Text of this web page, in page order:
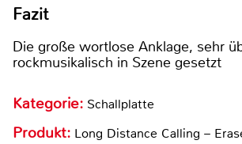
Fazit
Die große wortlose Anklage, sehr
rockmusikalisch in Szene gesetzt
Kategorie: Schallplatte
Produkt: Long Distance Calling –